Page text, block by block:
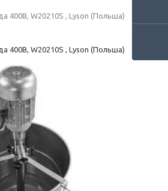
400В, W20210S , Lyson (Польша)
400В, W20210S , Lyson (Польша)